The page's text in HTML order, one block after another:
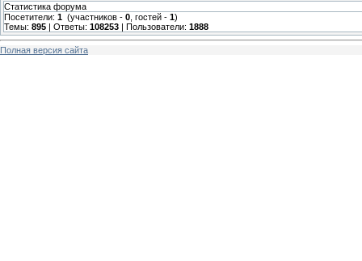
Статистика форума
Посетители: 1 (участников - 0 , гостей - 1)
Темы: 895 | Ответы: 108253 | Пользователи: 1888
Полная версия сайта